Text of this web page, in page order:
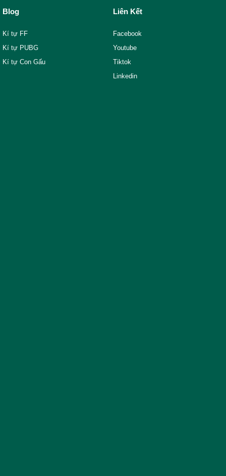
Blog
Kí tự FF
Kí tự PUBG
Kí tự Con Gấu
Liên Kết
Facebook
Youtube
Tiktok
Linkedin